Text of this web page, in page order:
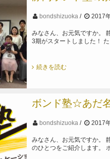
bondshizuoka 2017
みなさん、お元気ですか。
3期がスタートしました！
続きを読む
ボンド塾☆あだ
bondshizuoka 2017
みなさん、お元気ですか。
のひとつをご紹介します。